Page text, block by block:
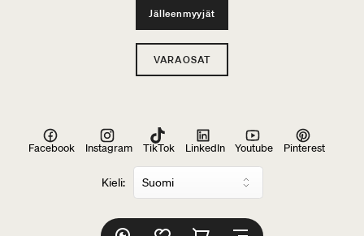
Jälleenmyyjät
VARAOSAT
Kieli:
Facebook Instagram TikTok LinkedIn Youtube Pinterest